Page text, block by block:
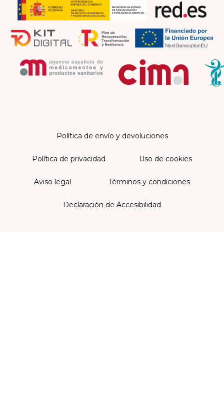
Política de envío y devoluciones
Política de privacidad Uso de cookies
Aviso legal Términos y condiciones
Declaración de Accesibilidad